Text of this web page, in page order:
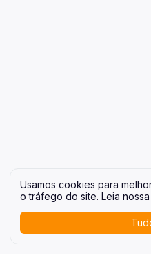
Usamos cookies para
o tráfego do site. Leia nossa